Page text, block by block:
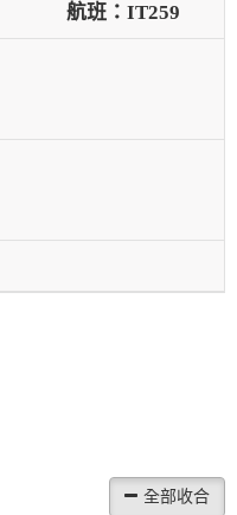
IT259